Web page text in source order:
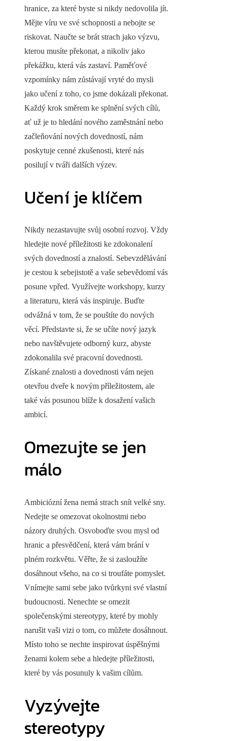
hranice, za které byste si nikdy nedovolila jít.
Mějte víru ve své schopnosti a nebojte se
riskovat. Naučte se brát strach jako výzvu,
kterou musíte překonat, a nikoliv jako
překážku, která vás zastaví. Paměťové
vzpomínky nám zůstávají vryté do mysli
jako učení z toho, co jsme dokázali překonat.
Každý krok směrem ke splnění svých cílů,
ať už je to hledání nového zaměstnání nebo
začleňování nových dovedností, nám
poskytuje cenné zkušenosti, které nás
posilují v tváři dalších výzev.
Učení je klíčem
Nikdy nezastavujte svůj osobní rozvoj. Vždy
hledejte nové příležitosti ke zdokonalení
svých dovedností a znalostí. Sebevzdělávání
je cestou k sebejistotě a vaše sebevědomí vás
posune vpřed. Využívejte workshopy, kurzy
a literaturu, která vás inspiruje. Buďte
odvážná v tom, že se pouštíte do nových
věcí. Představte si, že se učíte nový jazyk
nebo navštěvujete odborný kurz, abyste
zdokonalila své pracovní dovednosti.
Získané znalosti a dovednosti vám nejen
otevřou dveře k novým příležitostem, ale
také vás posunou blíže k dosažení vašich
ambicí.
Omezujte se jen
málo
Ambiciózní žena nemá strach snít velké sny.
Nedejte se omezovat okolnostmi nebo
názory druhých. Osvoboďte svou mysl od
hranic a přesvědčení, která vám brání v
plném rozkvětu. Věřte, že si zasloužíte
dosáhnout všeho, na co si troufáte pomyslet.
Vnímejte sami sebe jako tvůrkyni své vlastní
budoucnosti. Nenechte se omezit
společenskými stereotypy, které by mohly
narušit vaši vizi o tom, co můžete dosáhnout.
Místo toho se nechte inspirovat úspěšnými
ženami kolem sebe a hledejte příležitosti,
které by vás posunuly k vašim cílům.
Vyzývejte
stereotypy